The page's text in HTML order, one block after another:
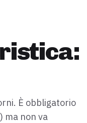
È obbligatorio
ma non va